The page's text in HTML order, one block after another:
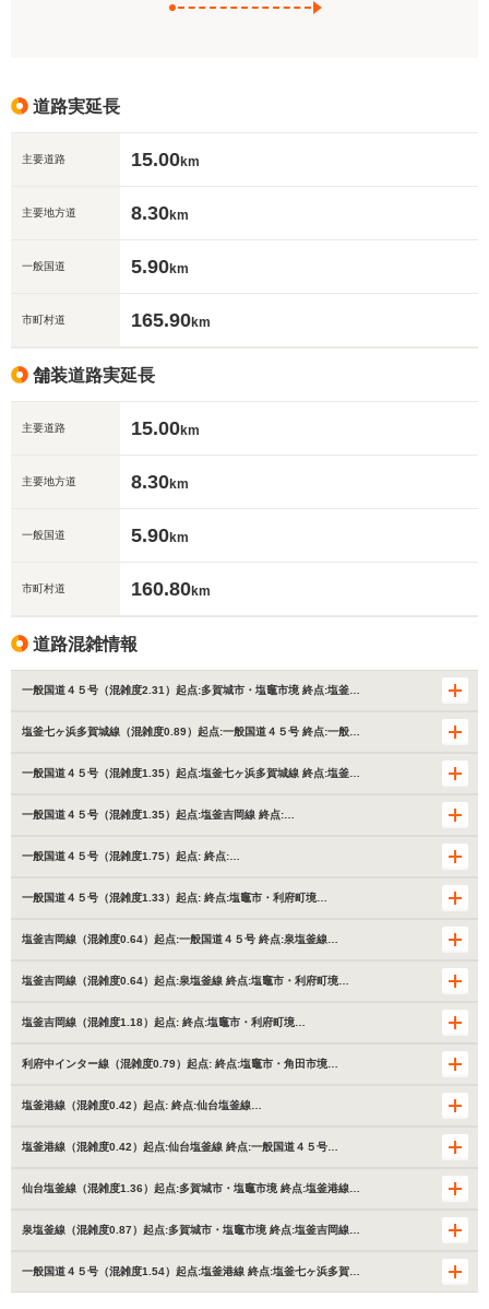
道路実延長
主要道路 15.00km
主要地方道 8.30km
一般国道 5.90km
市町村道 165.90km
舗装道路実延長
主要道路 15.00km
主要地方道 8.30km
一般国道 5.90km
市町村道 160.80km
道路混雑情報
一般国道４５号（混雑度2.31）起点:多賀城市・塩竈市境 終点:塩釜…
塩釜七ヶ浜多賀城線（混雑度0.89）起点:一般国道４５号 終点:一般…
一般国道４５号（混雑度1.35）起点:塩釜七ヶ浜多賀城線 終点:塩釜…
一般国道４５号（混雑度1.35）起点:塩釜吉岡線 終点:…
一般国道４５号（混雑度1.75）起点: 終点:…
一般国道４５号（混雑度1.33）起点: 終点:塩竈市・利府町境…
塩釜吉岡線（混雑度0.64）起点:一般国道４５号 終点:泉塩釜線…
塩釜吉岡線（混雑度0.64）起点:泉塩釜線 終点:塩竈市・利府町境…
塩釜吉岡線（混雑度1.18）起点: 終点:塩竈市・利府町境…
利府中インター線（混雑度0.79）起点: 終点:塩竈市・角田市境…
塩釜港線（混雑度0.42）起点: 終点:仙台塩釜線…
塩釜港線（混雑度0.42）起点:仙台塩釜線 終点:一般国道４５号…
仙台塩釜線（混雑度1.36）起点:多賀城市・塩竈市境 終点:塩釜港線…
泉塩釜線（混雑度0.87）起点:多賀城市・塩竈市境 終点:塩釜吉岡線…
一般国道４５号（混雑度1.54）起点:塩釜港線 終点:塩釜七ヶ浜多賀…